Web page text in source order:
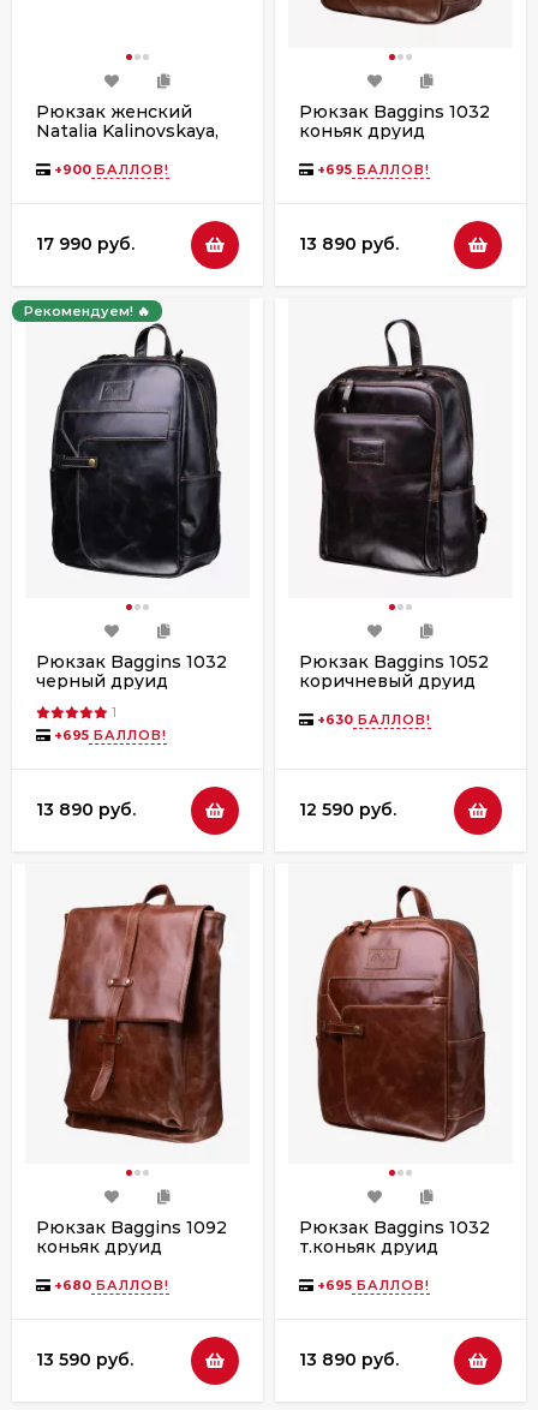
Рюкзак женский
Natalia Kalinovskaya,
коричневый
+900 БАЛЛОВ!
17 990 руб.
Рюкзак Baggins 1032
коньяк друид
+695 БАЛЛОВ!
13 890 руб.
Рекомендуем! 🔥
Рюкзак Baggins 1032
черный друид
1
+695 БАЛЛОВ!
13 890 руб.
Рюкзак Baggins 1052
коричневый друид
+630 БАЛЛОВ!
12 590 руб.
Рюкзак Baggins 1092
коньяк друид
+680 БАЛЛОВ!
13 590 руб.
Рюкзак Baggins 1032
т.коньяк друид
+695 БАЛЛОВ!
13 890 руб.